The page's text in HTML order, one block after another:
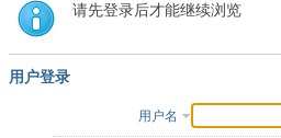
请先登录后才能继续浏览
用户登录
用户名